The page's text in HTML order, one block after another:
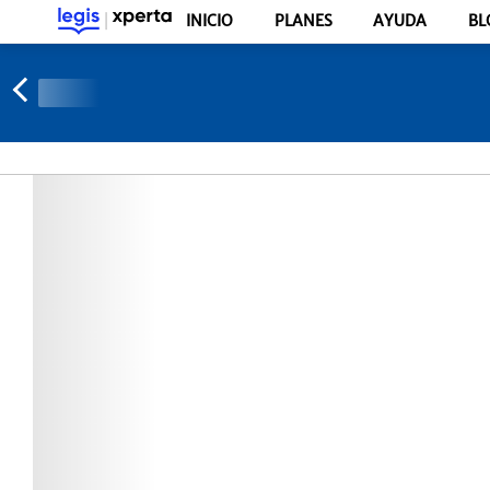
INICIO PLANES AYUDA